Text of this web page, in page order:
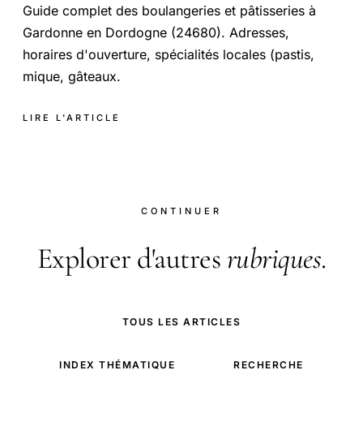
Guide complet des boulangeries et pâtisseries à
Gardonne en Dordogne (24680). Adresses,
horaires d'ouverture, spécialités locales (pastis,
mique, gâteaux.
LIRE L'ARTICLE
CONTINUER
Explorer d'autresrubriques.
TOUS LES ARTICLES
INDEX THÉMATIQUE RECHERCHE